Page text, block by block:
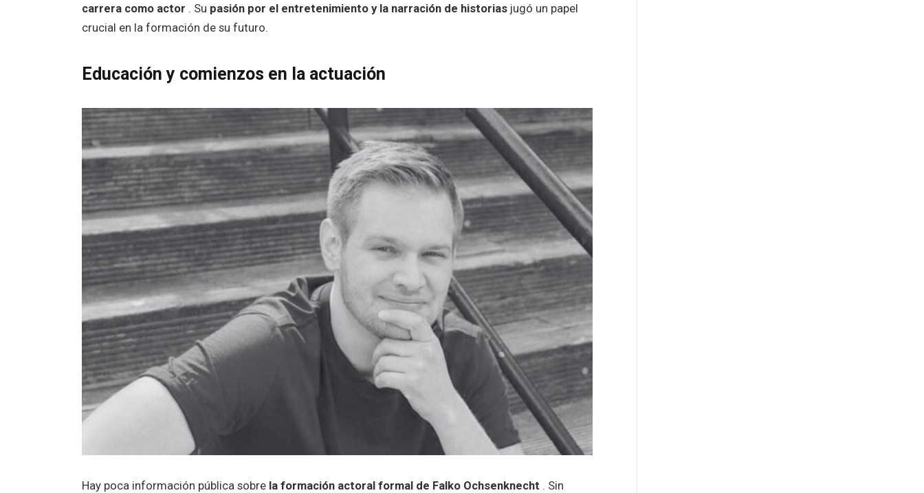
carrera como actor . Su pasión por el entretenimiento y la narración de historiasjugó un papel
crucial en la formación de su futuro.
Educación y comienzos en la actuación
Hay poca información pública sobre la formación actoral formal de Falko Ochsenknecht . Sin